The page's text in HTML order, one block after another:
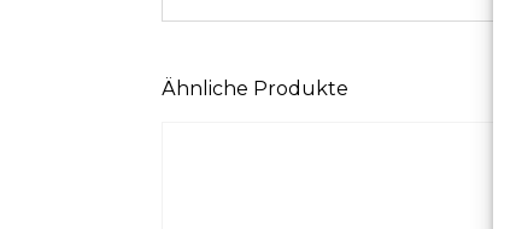
Ähnliche Produkte